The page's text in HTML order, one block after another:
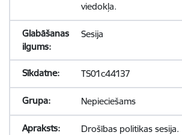
viedokļa.
Sesija
TS01c44137
Nepieciešams
Drošības politikas sesija.